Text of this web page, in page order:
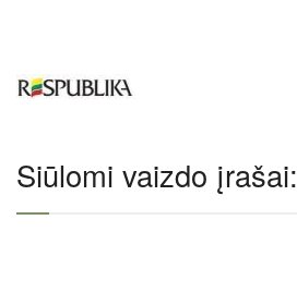
Siūlomi vaizdo įrašai: